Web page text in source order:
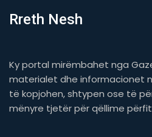
Rreth Nesh
Ky portal mirëmbahet nga
materialet dhe informacionet
të kopjohen, shtypen ose të
mënyre tjetër për qëllime